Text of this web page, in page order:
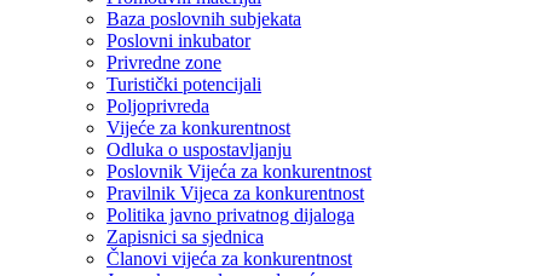
Baza poslovnih subjekata
Poslovni inkubator
Privredne zone
Turistički potencijali
Poljoprivreda
Vijeće za konkurentnost
Odluka o uspostavljanju
Poslovnik Vijeća za konkurentnost
Pravilnik Vijeca za konkurentnost
Politika javno privatnog dijaloga
Zapisnici sa sjednica
Članovi vijeća za konkurentnost